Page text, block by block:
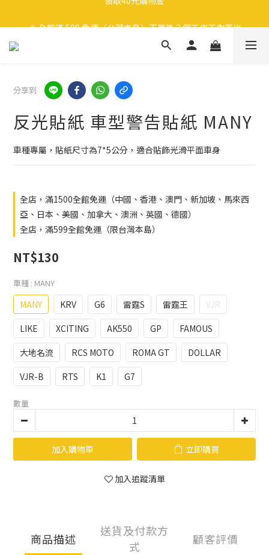
🎉 全館滿 599 免運（台灣本島）下單後 2 個工作天內寄出
分享到
反光貼紙 車型警告貼紙 MANY
車種專屬，貼紙尺寸為7*5公分，適合貼飾光滑平面車身
全店，滿1500全館免運（中國、香港、澳門、新加坡、馬來西
亞、日本、美國、加拿大、澳洲、英國、德國）
全店，滿599全館免運（限台灣本島）
NT$130
車種 : MANY
MANY KRV G6 雷霆S 雷霆王
VJR
LIKE
XCITING AK550 GP
FAMOUS
大地名流
RCS MOTO ROMA GT
DOLLAR
VJR-B
RTS K1 G7
數量
加入購物車 立即購買
加入追蹤清單
商品描述
送貨及付款方
式
顧客評價